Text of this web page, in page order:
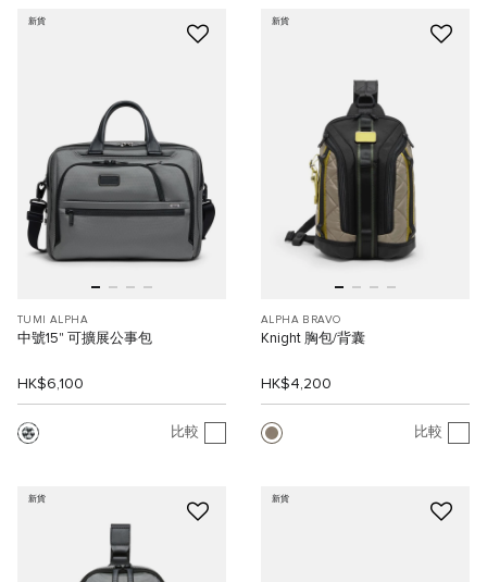
新貨
TUMI ALPHA
中號15" 可擴展公事包
HK$6,100
比較
新貨
ALPHA BRAVO
Knight 胸包/背囊
HK$4,200
比較
新貨 新貨